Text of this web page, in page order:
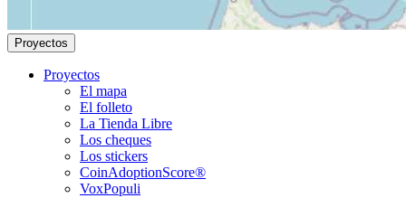
Proyectos
Proyectos
El mapa
El folleto
La Tienda Libre
Los cheques
Los stickers
CoinAdoptionScore®
VoxPopuli